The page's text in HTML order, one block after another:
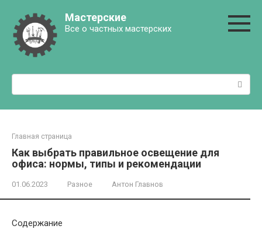
контенту
Мастерские
Все о частных мастерских
Поиск:
Главная страница
Как выбрать правильное освещение для
офиса: нормы, типы и рекомендации
01.06.2023 Разное Антон Главнов
Содержание